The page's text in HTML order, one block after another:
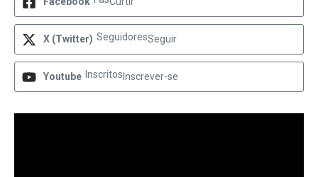
X (Twitter) SeguidoresSeguir
Youtube Inscritos Inscrever-se